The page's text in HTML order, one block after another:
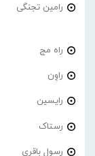
رامین تجنگی
راه مج
راوِن
رایسین
رستاک
رسول باقری